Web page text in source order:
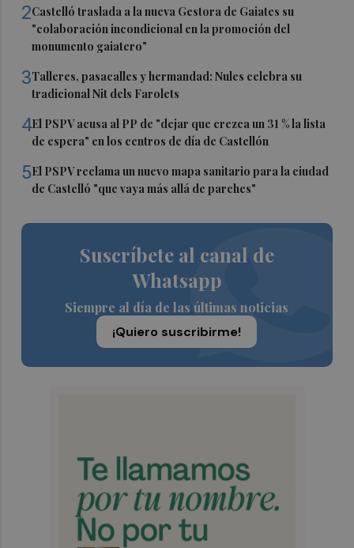
2Castelló traslada a la nueva Gestora de Gaiates su
"colaboración incondicional en la promoción del
monumento gaiatero"
3Talleres, pasacalles y hermandad: Nules celebra su
tradicional Nit dels Farolets
4El PSPV acusa al PP de "dejar que crezca un 31 % la lista
de espera" en los centros de día de Castellón
5El PSPV reclama un nuevo mapa sanitario para la ciudad
de Castelló "que vaya más allá de parches"
Suscríbete al canal de
Whatsapp
Siempre al día de las últimas noticias
¡Quiero suscribirme!